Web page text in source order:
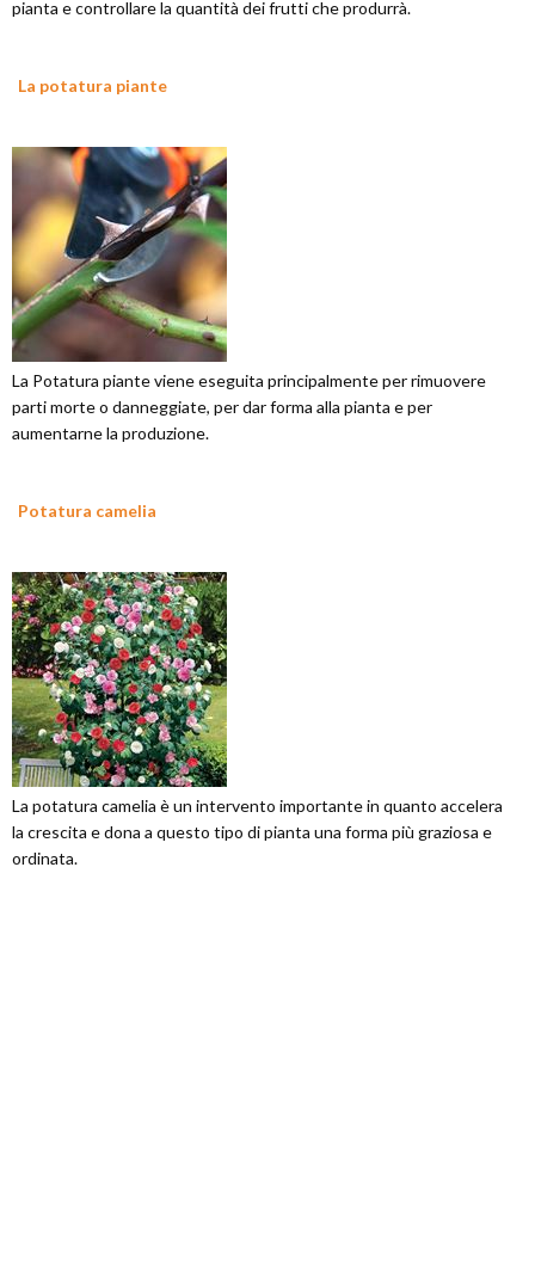
pianta e controllare la quantità dei frutti che produrrà.
La potatura piante
La Potatura piante viene eseguita principalmente per rimuovere
parti morte o danneggiate, per dar forma alla pianta e per
aumentarne la produzione.
Potatura camelia
La potatura camelia è un intervento importante in quanto accelera
la crescita e dona a questo tipo di pianta una forma più graziosa e
ordinata.